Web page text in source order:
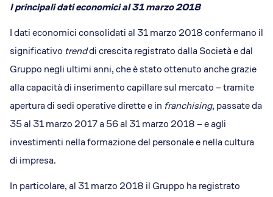
I principali dati economici al 31 marzo 2018
I dati economici consolidati al 31 marzo 2018 confermano il
significativo trenddi crescita registrato dalla Società e dal
Gruppo negli ultimi anni, che è stato ottenuto anche grazie
alla capacità di inserimento capillare sul mercato – tramite
apertura di sedi operative dirette e in franchising, passate da
35 al 31 marzo 2017 a 56 al 31 marzo 2018 – e agli
investimenti nella formazione del personale e nella cultura
di impresa.
In particolare, al 31 marzo 2018 il Gruppo ha registrato